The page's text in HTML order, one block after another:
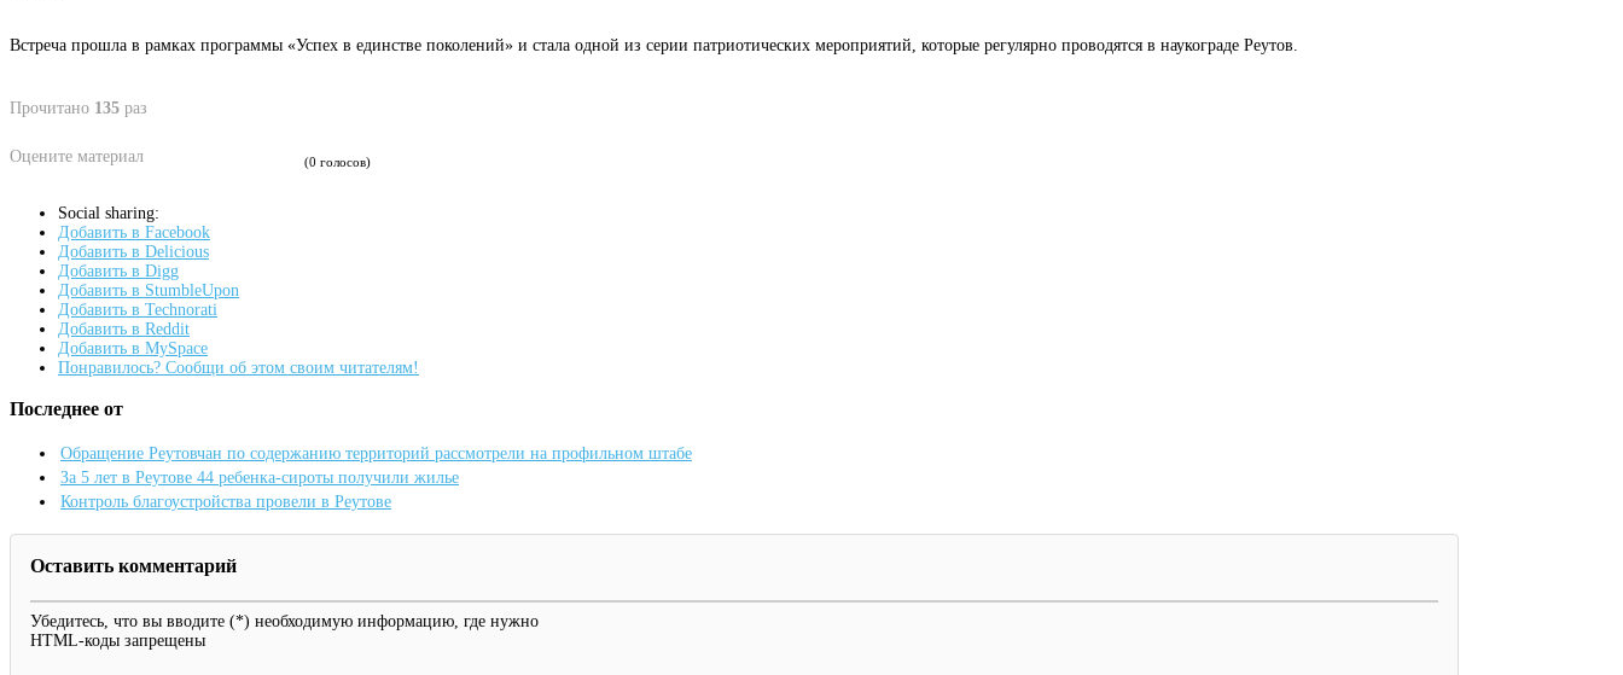
Встреча прошла в рамках программы «Успех в единстве поколений» и стала одной из серии патриотических мероприятий, которые регулярно проводятся в наукограде Реутов.
Прочитано 135 раз
Оцените материал (0 голосов)
Social sharing:
Добавить в Facebook
Добавить в Delicious
Добавить в Digg
Добавить в StumbleUpon
Добавить в Technorati
Добавить в Reddit
Добавить в MySpace
Понравилось? Сообщи об этом своим читателям!
Последнее от
Обращение Реутовчан по содержанию территорий рассмотрели на профильном штабе
За 5 лет в Реутове 44 ребенка-сироты получили жилье
Контроль благоустройства провели в Реутове
Оставить комментарий
Убедитесь, что вы вводите (*) необходимую информацию, где нужно
HTML-коды запрещены